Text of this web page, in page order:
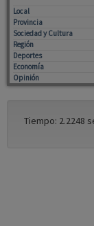
Local
Provincia
Sociedad y Cultura
Región
Deportes
Economía
Opinión
Tiempo: 2.2248